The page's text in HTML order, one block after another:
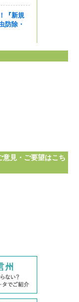
『新規
防除・
意見・ご要望はこち